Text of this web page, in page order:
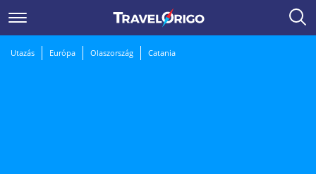
Utazás Európa Olaszország Catania